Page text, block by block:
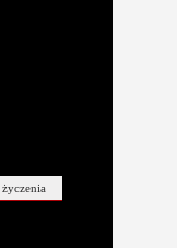
życzenia